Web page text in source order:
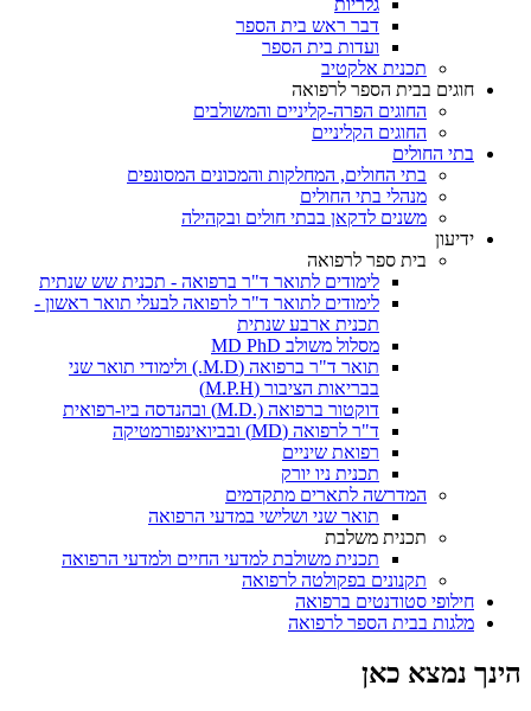
גלריות
דבר ראש בית הספר
ועדות בית הספר
תכנית אלקטיב
חוגים בבית הספר לרפואה
החוגים הפרה-קליניים והמשולבים
החוגים הקליניים
בתי החולים
בתי החולים, המחלקות והמכונים המסונפים
מנהלי בתי החולים
משנים לדקאן בבתי חולים ובקהילה
ידיעון
בית ספר לרפואה
לימודים לתואר ד"ר ברפואה - תכנית שש שנתית
לימודים לתואר ד"ר לרפואה לבעלי תואר ראשון -
תכנית ארבע שנתית
מסלול משולב MD PhD
תואר ד"ר ברפואה (M.D.) ולימודי תואר שני
בבריאות הציבור (M.P.H)
דוקטור ברפואה (.M.D) ובהנדסה ביו-רפואית
ד"ר לרפואה (MD) ובביואינפורמטיקה
רפואת שיניים
תכנית ניו יורק
המדרשה לתארים מתקדמים
תואר שני ושלישי במדעי הרפואה
תכנית משלבת
תכנית משולבת למדעי החיים ולמדעי הרפואה
תקנונים בפקולטה לרפואה
חילופי סטודנטים ברפואה
מלגות בבית הספר לרפואה
הינך נמצא כאן